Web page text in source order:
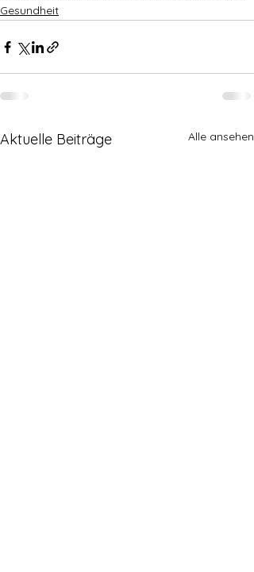
Gesundheit
Aktuelle Beiträge Alle ansehen